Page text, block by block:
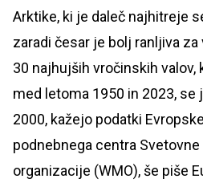
Arktike, ki je daleč najhitreje
zaradi česar je bolj ranljiva za
30 najhujših vročinskih valov,
med letoma 1950 in 2023, se
2000, kažejo podatki
podnebnega centra
organizacije (WMO), še piše